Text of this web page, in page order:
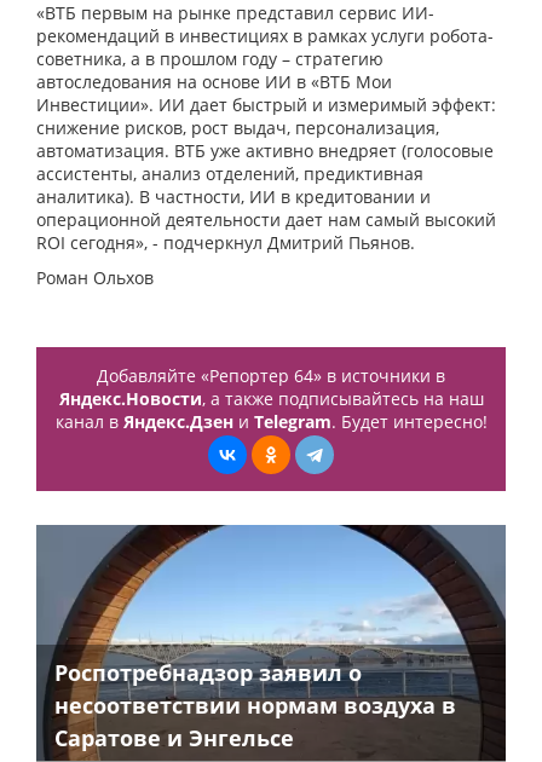
«ВТБ первым на рынке представил сервис ИИ-
рекомендаций в инвестициях в рамках услуги робота-
советника, а в прошлом году – стратегию
автоследования на основе ИИ в «ВТБ Мои
Инвестиции». ИИ дает быстрый и измеримый эффект:
снижение рисков, рост выдач, персонализация,
автоматизация. ВТБ уже активно внедряет (голосовые
ассистенты, анализ отделений, предиктивная
аналитика). В частности, ИИ в кредитовании и
операционной деятельности дает нам самый высокий
ROI сегодня», - подчеркнул Дмитрий Пьянов.
Роман Ольхов
Добавляйте «Репортер 64» в источники в
Яндекс.Новости, а также подписывайтесь на наш
канал в Яндекс.Дзени Telegram. Будет интересно!
Роспотребнадзор заявил о
несоответствии нормам воздуха в
Саратове и Энгельсе